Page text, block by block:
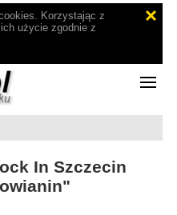
Korzystając z
użycie zgodnie z
In Szczecin